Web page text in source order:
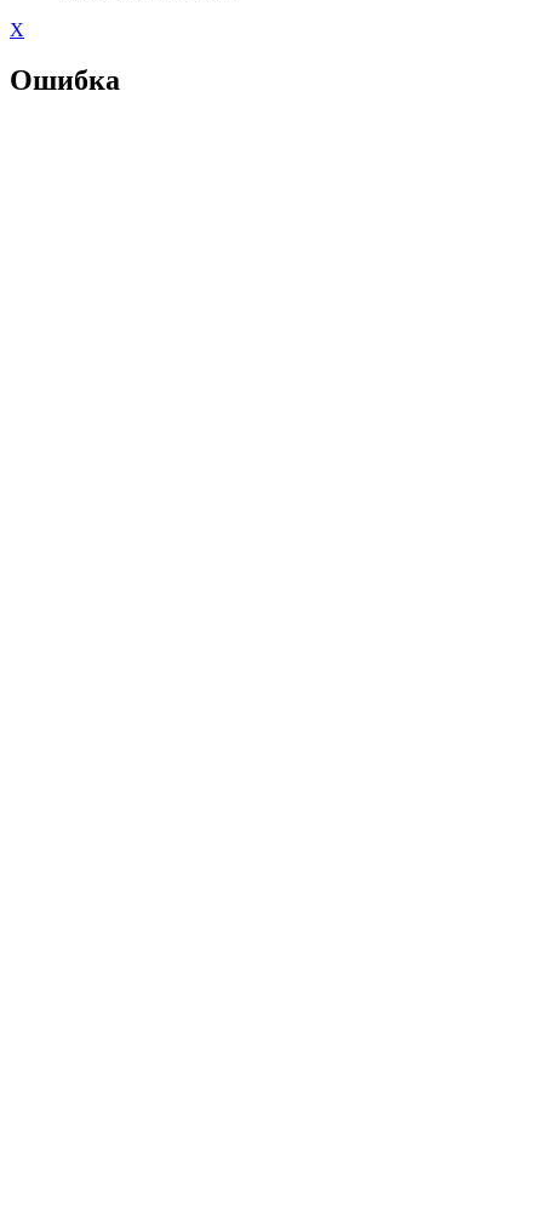
X
Ошибка